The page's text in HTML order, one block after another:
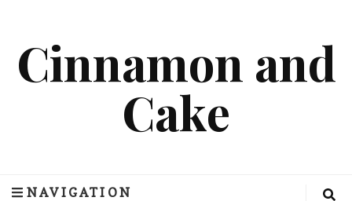
Cinnamon and
Cake
NAVIGATION